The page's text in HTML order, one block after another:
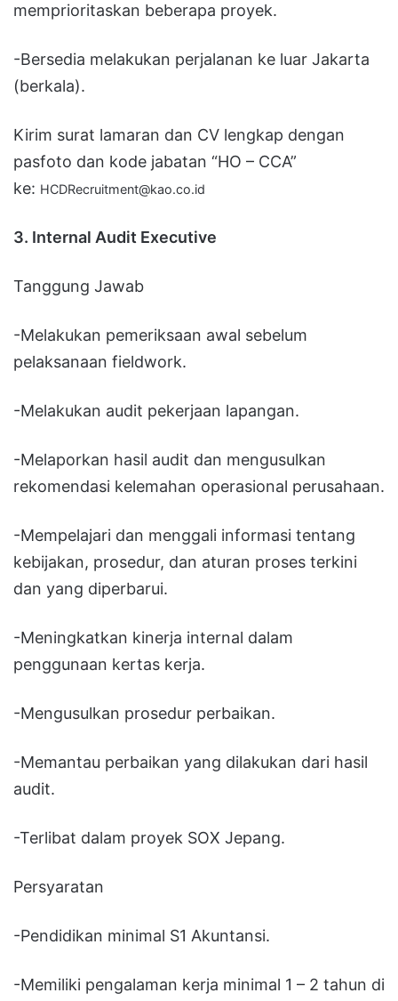
memprioritaskan beberapa proyek.
-Bersedia melakukan perjalanan ke luar Jakarta
(berkala).
Kirim surat lamaran dan CV lengkap dengan
pasfoto dan kode jabatan “HO – CCA”
ke: HCDRecruitment@kao.co.id
3. Internal Audit Executive
Tanggung Jawab
-Melakukan pemeriksaan awal sebelum
pelaksanaan fieldwork.
-Melakukan audit pekerjaan lapangan.
-Melaporkan hasil audit dan mengusulkan
rekomendasi kelemahan operasional perusahaan.
-Mempelajari dan menggali informasi tentang
kebijakan, prosedur, dan aturan proses terkini
dan yang diperbarui.
-Meningkatkan kinerja internal dalam
penggunaan kertas kerja.
-Mengusulkan prosedur perbaikan.
-Memantau perbaikan yang dilakukan dari hasil
audit.
-Terlibat dalam proyek SOX Jepang.
Persyaratan
-Pendidikan minimal S1 Akuntansi.
-Memiliki pengalaman kerja minimal 1 – 2 tahun di